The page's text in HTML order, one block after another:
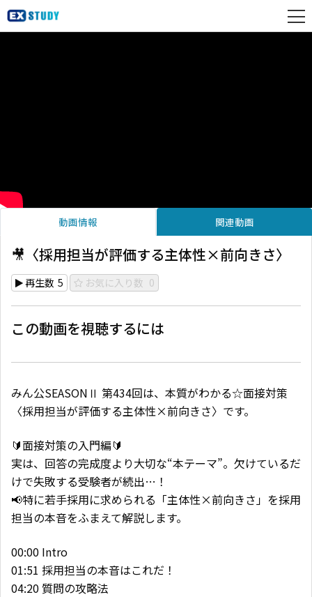
動画情報 関連動画
🎥〈採用担当が評価する主体性×前向きさ〉
再生数 5 お気に入り数 0
この動画を視聴するには
みん公SEASONⅡ 第434回は、本質がわかる☆面接対策
〈採用担当が評価する主体性×前向きさ〉です。
🔰面接対策の入門編🔰
実は、回答の完成度より大切な“本テーマ”。欠けているだ
けで失敗する受験者が続出…！
📢特に若手採用に求められる「主体性×前向きさ」を採用
担当の本音をふまえて解説します。
00:00 Intro
01:51 採用担当の本音はこれだ！
04:20 質問の攻略法